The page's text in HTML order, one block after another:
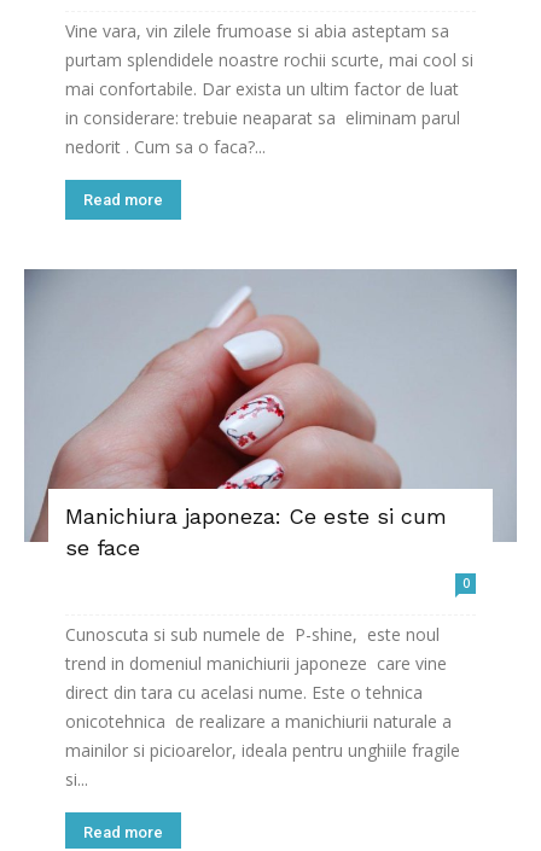
Vine vara, vin zilele frumoase si abia asteptam sa
purtam splendidele noastre rochii scurte, mai cool si
mai confortabile. Dar exista un ultim factor de luat
in considerare: trebuie neaparat sa eliminam parul
nedorit . Cum sa o faca?...
Read more
Manichiura japoneza: Ce este si cum
se face
0
Cunoscuta si sub numele de P-shine, este noul
trend in domeniul manichiurii japoneze care vine
direct din tara cu acelasi nume. Este o tehnica
onicotehnica de realizare a manichiurii naturale a
mainilor si picioarelor, ideala pentru unghiile fragile
si...
Read more